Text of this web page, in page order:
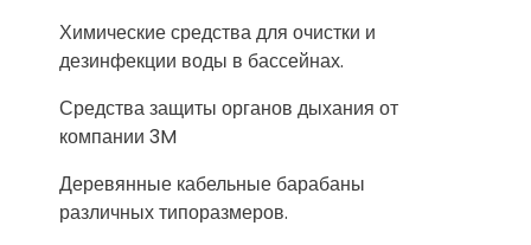
Химические средства для очистки и
дезинфекции воды в бассейнах.
Средства защиты органов дыхания от
компании 3M
Деревянные кабельные барабаны
различных типоразмеров.